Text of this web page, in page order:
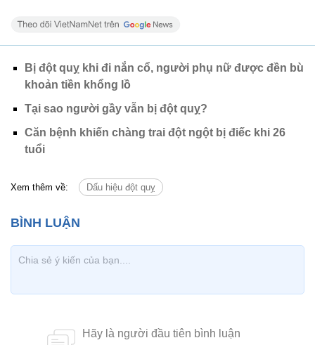
Bị đột quỵ khi đi nắn cổ, người phụ nữ được đền bù
khoản tiền khổng lồ
Tại sao người gầy vẫn bị đột quỵ?
Căn bệnh khiến chàng trai đột ngột bị điếc khi 26
tuổi
Xem thêm về: Dấu hiệu đột quỵ